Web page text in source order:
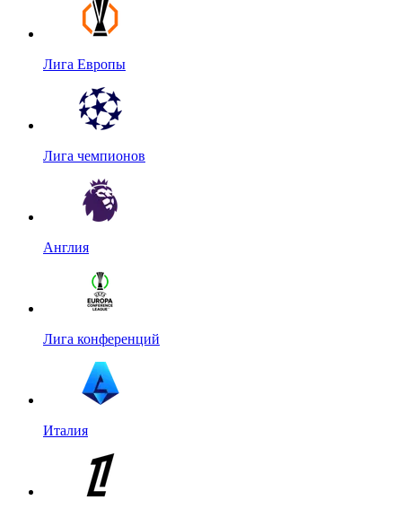
Лига Европы
Лига чемпионов
Англия
Лига конференций
Италия